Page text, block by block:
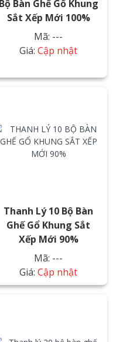
Bộ Bàn Ghế Gổ Khung
Sắt Xếp Mới 100%
Mã: ---
Giá: Cập nhật
Thanh Lý 10 Bộ Bàn
Ghế Gổ Khung Sắt
Xếp Mới 90%
Mã: ---
Giá: Cập nhật